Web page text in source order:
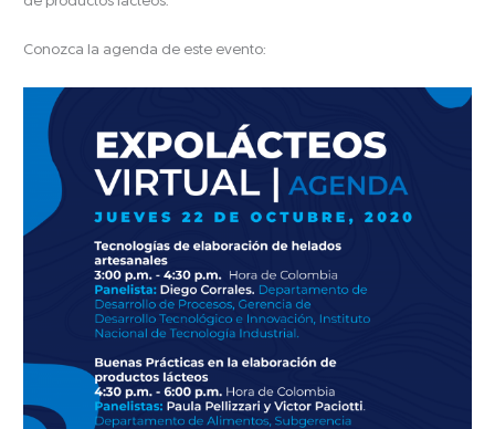
Conozca la agenda de este evento: